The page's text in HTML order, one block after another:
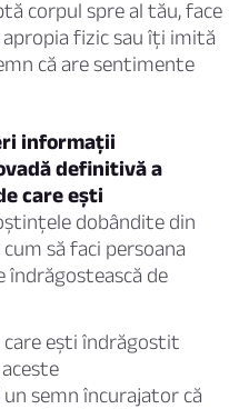
corpul spre al tău, face
fizic sau îți imită
că are sentimente
informații
definitivă a
care ești
dobândite din
să faci persoana
îndrăgostească de
care ești îndrăgostit
semn încurajator că